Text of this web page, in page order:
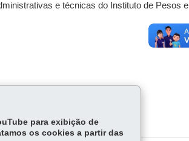
e técnicas do Instituto de Pesos e
para exibição de
os cookies a partir das